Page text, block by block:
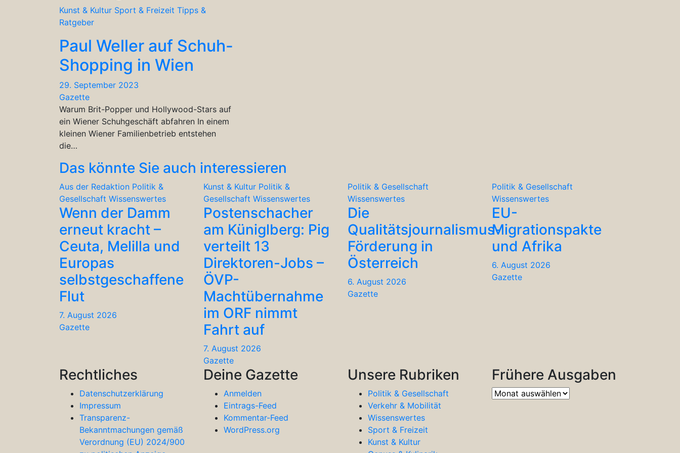
Kunst & Kultur Sport & Freizeit Tipps &
Ratgeber
Paul Weller auf Schuh-
Shopping in Wien
29. September 2023
Gazette
Warum Brit-Popper und Hollywood-Stars auf
ein Wiener Schuhgeschäft abfahren In einem
kleinen Wiener Familienbetrieb entstehen
die…
Das könnte Sie auch interessieren
Aus der Redaktion Politik &
Gesellschaft Wissenswertes
Wenn der Damm
erneut kracht –
Ceuta, Melilla und
Europas
selbstgeschaffene
Flut
7. August 2026
Gazette
Kunst & Kultur Politik &
Gesellschaft Wissenswertes
Postenschacher
am Küniglberg: Pig
verteilt 13
Direktoren-Jobs –
ÖVP-
Machtübernahme
im ORF nimmt
Fahrt auf
7. August 2026
Gazette
Politik & Gesellschaft
Wissenswertes
Die
Qualitätsjournalismus-
Förderung in
Österreich
6. August 2026
Gazette
Politik & Gesellschaft
Wissenswertes
EU-
Migrationspakte
und Afrika
6. August 2026
Gazette
Rechtliches
Datenschutzerklärung
Impressum
Transparenz-
Bekanntmachungen gemäß
Verordnung (EU) 2024/900
Deine Gazette
Anmelden
Eintrags-Feed
Kommentar-Feed
WordPress.org
Unsere Rubriken
Politik & Gesellschaft
Verkehr & Mobilität
Wissenswertes
Sport & Freizeit
Kunst & Kultur
Frühere Ausgaben
Frühere